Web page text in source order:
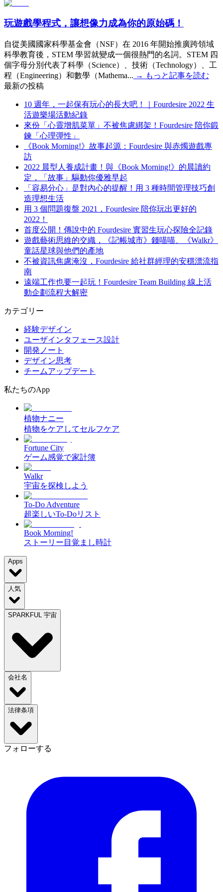
玩遊戲學程式，讓想像力成為你的原始碼！
自從美國國家科學基金會（NSF）在 2016 年開始推廣跨領域
科學教育後，STEM 學習就變成一個很熱門的名詞。STEM 四
個字母分別代表了科學（Science）、技術（Technology）、工
程（Engineering）和數學（Mathema... → もっと記事を読む
最新の投稿
10 週年，一起保有玩心的長大吧！｜Fourdesire 2022 生
活遊樂場活動紀錄
來份「心靈增肌菜單」不被焦慮綁架！Fourdesire 陪你鍛
鍊「心理彈性」
《Book Morning!》故事起源：Fourdesire 與赤燭遊戲專
訪
2022 晨型人養成計畫！與《Book Morning!》的晨讀約
定，「故事」驅動你優雅早起
「容易分心」是對內心的提醒！用 3 種時間管理技巧創
造理想生活
用 3 個問題復盤 2021，Fourdesire 陪你玩出更好的
2022！
首度公開！傳說中的 Fourdesire 實習生玩心探險全記錄
遊戲藝術思維的交織，《記帳城市》錢喵喵、《Walkr》
童話星球與他們的產地
不被資訊焦慮淹沒，Fourdesire 給社群經理的安穩漂流指
南
遠端工作也要一起玩！Fourdesire Team Building 線上活
動企劃流程大解密
カテゴリー
経験デザイン
ユーザインタフェース設計
開発ノート
デザイン思考
チームアップデート
私たちのApp
植物ナニー
植物をケアしてセルフケア
Fortune City
ゲーム感覚で家計簿
Walkr
宇宙を探検しよう
To-Do Adventure
超楽しいTo-Doリスト
Book Morning!
ストーリー目覚まし時計
Apps
人気
SPARKFUL 宇宙
会社名
法律条項
フォローする